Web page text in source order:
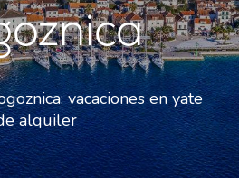
vacaciones en yate
alquiler